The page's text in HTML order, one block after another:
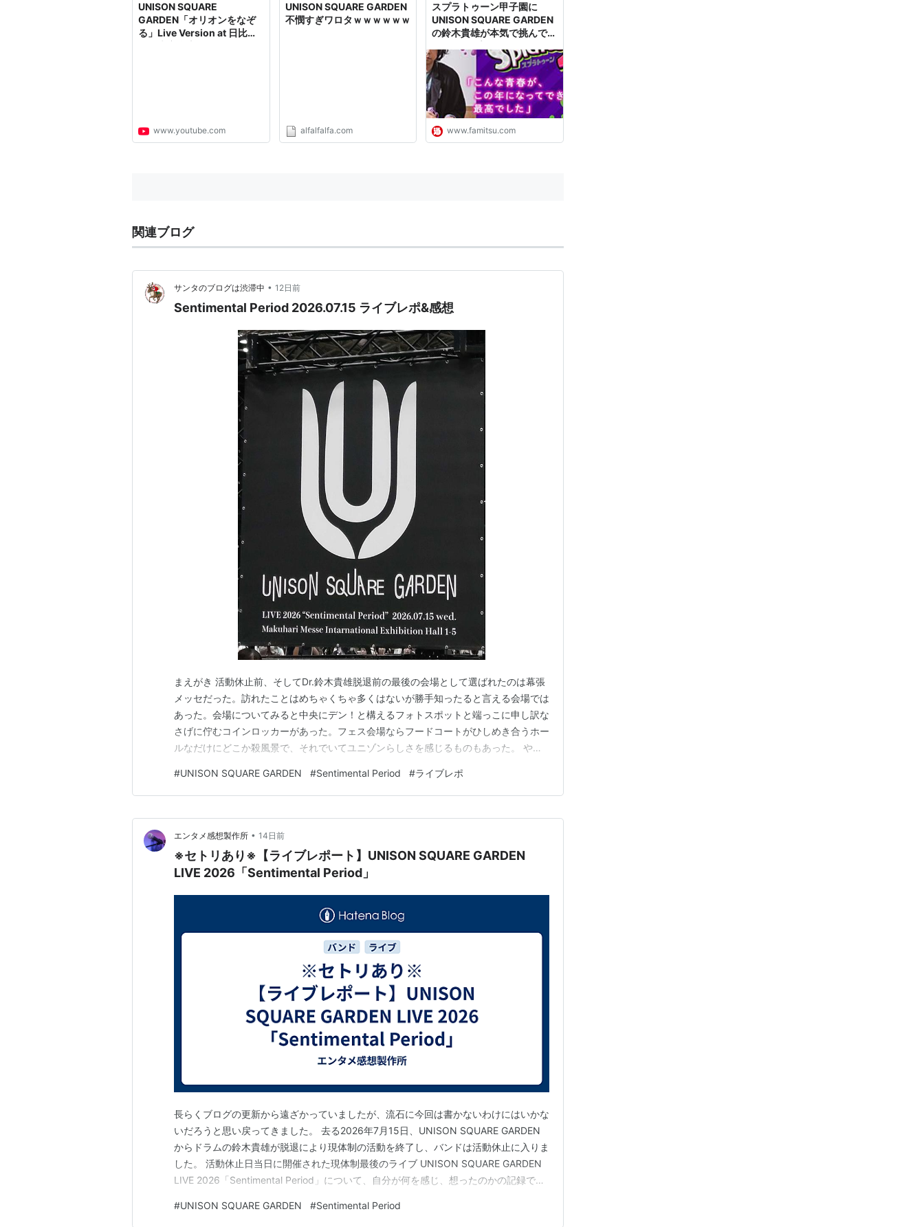
UNISON SQUARE
GARDEN「オリオンをなぞ
る」Live Version at 日比谷
www.youtube.com
UNISON SQUARE GARDEN
不憫すぎワロタｗｗｗｗｗｗ
alfalfalfa.com
スプラトゥーン甲子園に
UNISON SQUARE GARDEN
の鈴木貴雄が本気で挑んでい
ガチすぎるエピソードを訊く
| ゲーム・エンタメ最新情報
のファミ通.com
www.famitsu.com
関連ブログ
サンタのブログは渋滞中 • 12日前
Sentimental Period 2026.07.15 ライブレポ&感想
まえがき 活動休止前、そしてDr.鈴木貴雄脱退前の最後の会場として選ばれたのは幕張
メッセだった。訪れたことはめちゃくちゃ多くはないが勝手知ったると言える会場では
あった。会場についてみると中央にデン！と構えるフォトスポットと端っこに申し訳な
さげに佇むコインロッカーがあった。フェス会場ならフードコートがひしめき合うホー
ルなだけにどこか殺風景で、それでいてユニゾンらしさを感じるものもあった。 やは
トスポットもロゴが一番人気なように見えた。会場でみたシャツもロゴTが一際多かっ
たと思う。 会場には関係各所と有志のファンからフラ…
#UNISON SQUARE GARDEN #Sentimental Period #ライブレポ
エンタメ感想製作所 • 14日前
※セトリあり※【ライブレポート】UNISON SQUARE GARDEN
LIVE 2026「Sentimental Period」
長らくブログの更新から遠ざかっていましたが、流石に今回は書かないわけにはいかな
いだろうと思い戻ってきました。 去る2026年7月15日、UNISON SQUARE GARDEN
からドラムの鈴木貴雄が脱退により現体制の活動を終了し、バンドは活動休止に入りま
した。 活動休止日当日に開催された現体制最後のライブ UNISON SQUARE GARDEN
LIVE 2026「Sentimental Period」について、自分が何を感じ、想ったのかの記録で
います。
#UNISON SQUARE GARDEN #Sentimental Period